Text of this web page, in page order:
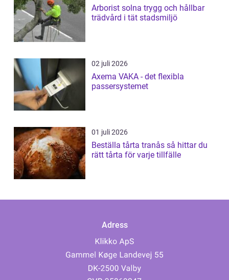
Arborist solna trygg och hållbar
trädvård i tät stadsmiljö
02 juli 2026
Axema VAKA - det flexibla
passersystemet
01 juli 2026
Beställa tårta tranås så hittar du
rätt tårta för varje tillfälle
Adress